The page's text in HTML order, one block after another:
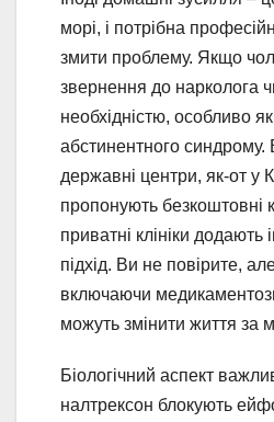
морі, і потрібна
змити проблему. Якщо
звернення до нарколога
необхідністю, особливо
абстинентного синдрому.
державні центри, як-от у
пропонують безкоштовні
приватні клініки додають
підхід. Ви не повірите,
включаючи
можуть змінити життя за
Біологічний аспект
налтрексон блокують